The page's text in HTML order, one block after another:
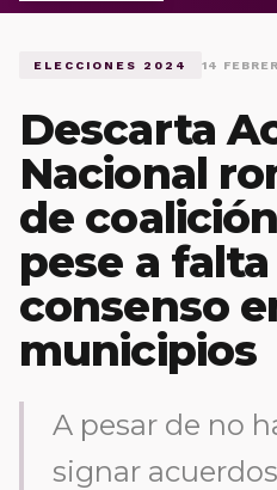
ELECCIONES 2024 14
Descarta
Nacional
de
pese a
consenso
municipios
A pesar de no
signar